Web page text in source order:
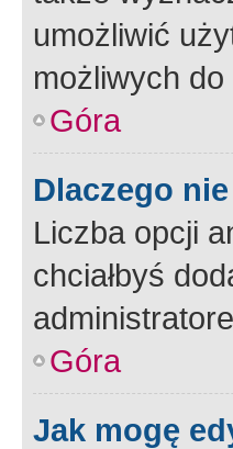
umożliwić
możliwych
Góra
Dlaczego
Liczba opcji
chciałbyś
Góra
Jak mogę